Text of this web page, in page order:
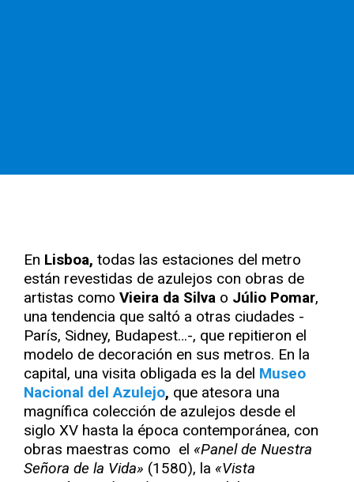
En Lisboa, todas las estaciones del metro
están revestidas de azulejos con obras de
artistas como Vieira da Silva o Júlio Pomar,
una tendencia que saltó a otras ciudades -
París, Sidney, Budapest…-, que repitieron el
modelo de decoración en sus metros. En la
capital, una visita obligada es la del Museo
Nacional del Azulejo, que atesora una
magnífica colección de azulejos desde el
siglo XV hasta la época contemporánea, con
obras maestras como el «Panel de Nuestra
Señora de la Vida» (1580), la «Vista